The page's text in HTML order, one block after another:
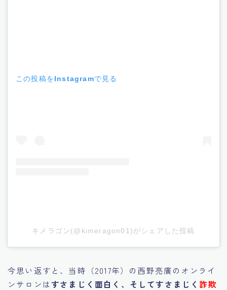
この投稿をInstagramで見る
キメラゴン(@kimeragon01)がシェアした投稿
今思い返すと、当時（2017年）の西野亮廣のオンライ
ンサロンはすさまじく面白く、そしてすさまじく 詐欺